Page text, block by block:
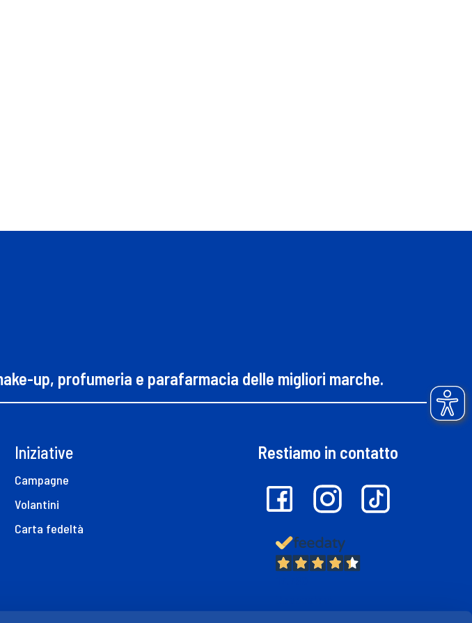
up, profumeria e parafarmacia delle migliori marche.
Iniziative
Campagne
Volantini
Carta fedeltà
Restiamo in contatto